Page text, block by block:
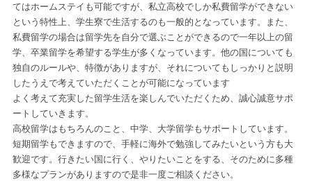
てはホームステイも可能ですが、私立高校でしか私費留学ができない
という特性上、学生寮で生活するのも一般的となっています。また、
私費留学の場合は留学先を自分で選ぶことができるので一年以上の留
学、卒業留学を希望する学生が多くなっています。他の国についても
独自のルールや、特徴がありますが、それについてもしっかりと説明
したうえで考えていただくことが可能になっています
よく考えて充実した留学生活を楽しんでいただくため、誠心誠意サポ
ートしていきます。
高校留学はもちろんのこと、中学、大学留学もサポートしています。
短期留学もできますので、手軽に海外で勉強してみたいという方も大
歓迎です。行きたい国に行く、やりたいことをする、そのために多種
多様なプランがありますので是非一度ご相談ください。